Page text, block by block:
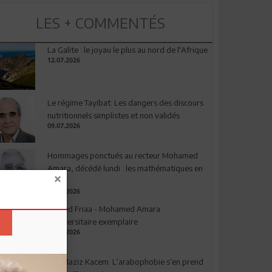
LES + COMMENTÉS
La Galite : le joyau le plus au nord de l'Afrique
12.07.2026
Le régime Tayibat: Les dangers des discours
nutritionnels simplistes et non validés
09.07.2026
Hommages ponctués au recteur Mohamed
Amara, décédé lundi : les mathématiques en
deuil
03.08.2026
Ahmed Friaa - Mohamed Amara:
l’Universitaire exemplaire
04.08.2026
Abdelaziz Kacem: L’arabophobie s’en prend